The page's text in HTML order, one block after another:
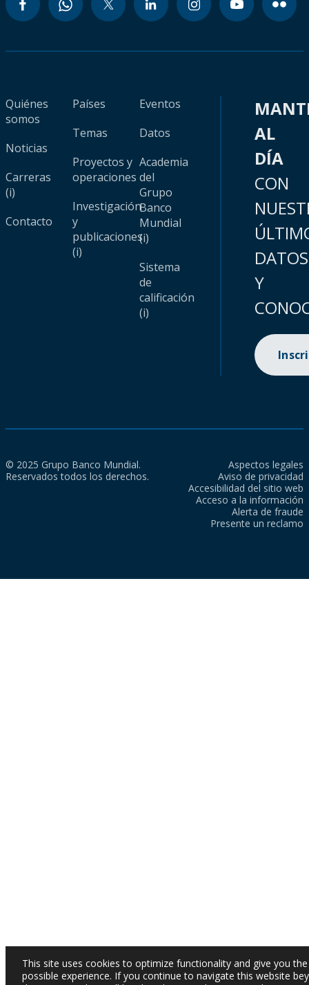
Quiénes
somos
Noticias
Carreras
(i)
Contacto
Países
Temas
Proyectos y
operaciones
Investigación
y
publicaciones
(i)
Eventos
Datos
Academia
del
Grupo
Banco
Mundial
(i)
Sistema
de
calificación
(i)
AL
DÍA
CON
DATOS
Y
© 2025 Grupo Banco Mundial.
Reservados todos los derechos.
Aspectos legales
Aviso de privacidad
Accesibilidad del sitio web
Acceso a la información
Alerta de fraude
Presente un reclamo
This site uses cookies to optimize functionality and give you
possible experience. If you continue to navigate this website